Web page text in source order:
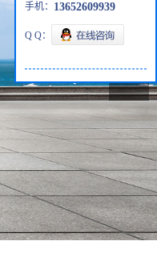
手机： 13652609939
Q Q：